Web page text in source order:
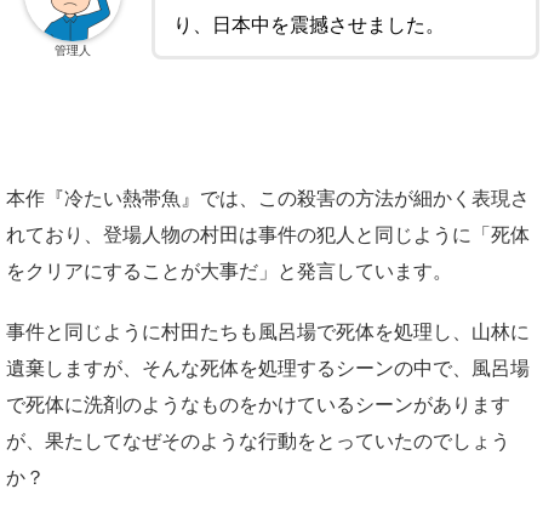
り、日本中を震撼させました。
管理人
本作『冷たい熱帯魚』では、この殺害の方法が細かく表現さ
れており、登場人物の村田は事件の犯人と同じように「死体
をクリアにすることが大事だ」と発言しています。
事件と同じように村田たちも風呂場で死体を処理し、山林に
遺棄しますが、そんな死体を処理するシーンの中で、風呂場
で死体に洗剤のようなものをかけているシーンがあります
が、果たしてなぜそのような行動をとっていたのでしょう
か？